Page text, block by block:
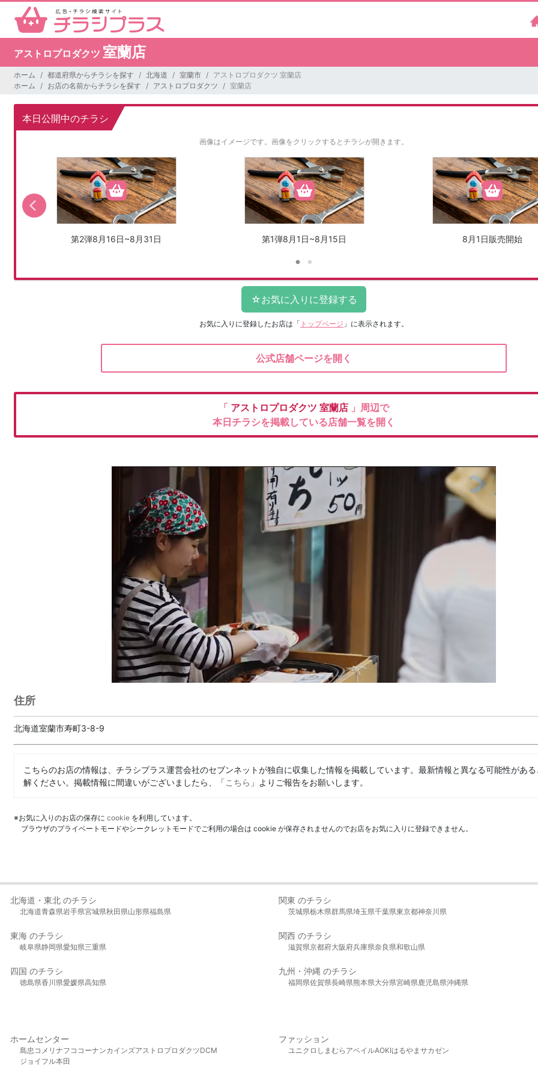
アストロプロダクツ 室蘭店
ホーム 都道府県からチラシを探す 北海道 室蘭市
アストロプロダクツ 室蘭店
ホーム
お店の名前からチラシを探す アストロプロダクツ 室蘭店
本日公開中のチラシ
画像はイメージです。 画像をクリックするとチラシが開きます。
第2弾8月16日~8月31日 第1弾8月1日~8月15日 8月1日販売開始
お気に入りに登録したお店は 「 トップページ 」に表示されます。
公式店舗ページを開く
「 アストロプロダクツ 室蘭店 」周辺で
本日チラシを掲載している店舗一覧を開く
住所
北海道室蘭市寿町3-8-9
こちらのお店の情報は、チラシプラス運営会社のセブンネットが独自に収集した情報を掲載しています。最新情報と異なる可能性があ
解ください。掲載情報に間違いがございましたら、「こちら 」よりご報告をお願いします。
※お気に入りのお店の保存に cookie を利用しています。
ブラウザのプライベートモードやシークレットモードでご利用の場合は cookie が保存されませんのでお店をお気に入りに登録できません。
北海道・東北 のチラシ
北海道青森県岩手県宮城県秋田県山形県福島県
関東 のチラシ
茨城県栃木県群馬県埼玉県千葉県東京都神奈川県
東海 のチラシ
岐阜県静岡県愛知県三重県
関西 のチラシ
滋賀県京都府大阪府兵庫県奈良県和歌山県
四国 のチラシ
徳島県香川県愛媛県高知県
九州・沖縄 のチラシ
福岡県佐賀県長崎県熊本県大分県宮崎県鹿児島県沖縄県
ホームセンター
島忠 コメリ ナフコ コーナンカインズアストロプロダクツDCM
ジョイフル本田
ファッション
ユニクロ しまむら アベイルAOKIはるやま サカゼン